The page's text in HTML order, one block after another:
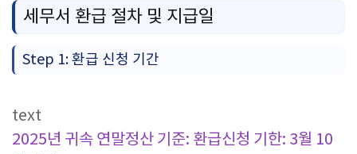
세무서 환급 절차 및 지급일
Step 1: 환급 신청 기간
text
2025년 귀속 연말정산 기준: 환급신청 기한: 3월 10